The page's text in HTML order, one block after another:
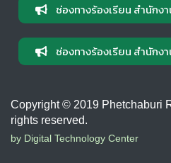
ช่องทางร้องเรียน สำนักง
ช่องทางร้องเรียน สำนักง
Copyright © 2019 Phetchaburi
rights reserved.
by Digital Technology Center